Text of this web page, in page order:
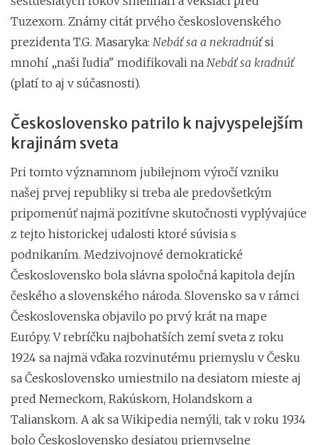
Tuzexom. Známy citát prvého československého
prezidenta T.G. Masaryka: Nebáť sa a nekradnúťsi
mnohí „naši ľudia" modifikovali na Nebáť sa kradnúť
(platí to aj v súčasnosti).
Československo patrilo k najvyspelejším
krajinám sveta
Pri tomto významnom jubilejnom výročí vzniku
našej prvej republiky si treba ale predovšetkým
pripomenúť najmä pozitívne skutočnosti vyplývajúce
z tejto historickej udalosti ktoré súvisia s
podnikaním. Medzivojnové demokratické
Československo bola slávna spoločná kapitola dejín
českého a slovenského národa. Slovensko sa v rámci
Československa objavilo po prvý krát na mape
Európy. V rebríčku najbohatších zemí sveta z roku
1924 sa najmä vďaka rozvinutému priemyslu v Česku
sa Československo umiestnilo na desiatom mieste aj
pred Nemeckom, Rakúskom, Holandskom a
Talianskom. A ak sa Wikipedia nemýli, tak v roku 1934
bolo Československo desiatou priemyselne